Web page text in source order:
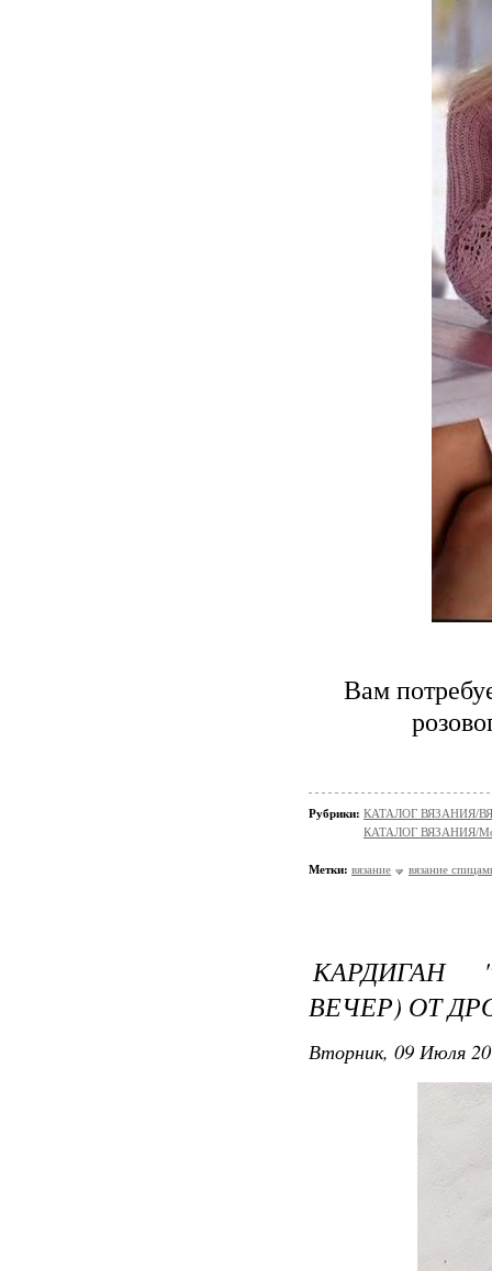
Вам
Рубрики: КАТАЛОГ ВЯЗАНИЯ/
КАТАЛОГ ВЯЗАНИЯ/
Метки: вязание вязание
КАРДИГАН
ВЕЧЕР) ОТ
Вторник, 09 Июля